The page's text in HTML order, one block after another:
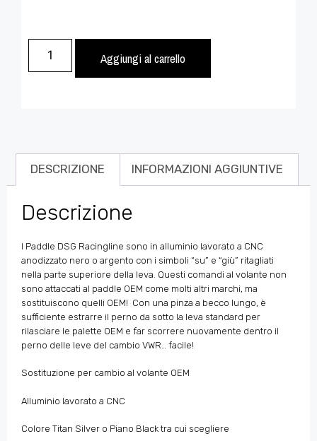
Aggiungi al carrello
DESCRIZIONE INFORMAZIONI AGGIUNTIVE
Descrizione
I Paddle DSG Racingline sono in alluminio lavorato a CNC
anodizzato nero o argento con i simboli “su” e “giù” ritagliati
nella parte superiore della leva. Questi comandi al volante non
sono attaccati al paddle OEM come molti altri marchi, ma
sostituiscono quelli OEM! Con una pinza a becco lungo, è
sufficiente estrarre il perno da sotto la leva standard per
rilasciare le palette OEM e far scorrere nuovamente dentro il
perno delle leve del cambio VWR… facile!
Sostituzione per cambio al volante OEM
Alluminio lavorato a CNC
Colore Titan Silver o Piano Black tra cui scegliere